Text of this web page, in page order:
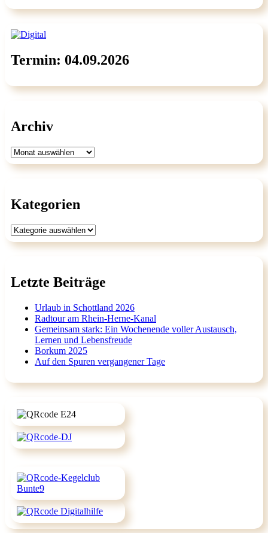
Termin: 04.09.2026
Archiv
Archiv
Kategorien
Kategorien
Letzte Beiträge
Urlaub in Schottland 2026
Radtour am Rhein-Herne-Kanal
Gemeinsam stark: Ein Wochenende voller Austausch,
Lernen und Lebensfreude
Borkum 2025
Auf den Spuren vergangener Tage